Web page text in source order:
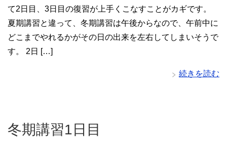
て2日目、3日目の復習が上手くこなすことがカギです。
夏期講習と違って、冬期講習は午後からなので、午前中に
どこまでやれるかがその日の出来を左右してしまいそうで
す。 2日 […]
続きを読む
冬期講習1日目